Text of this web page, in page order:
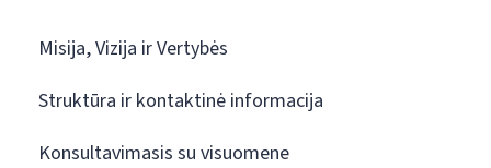
Misija, Vizija ir Vertybės
Struktūra ir kontaktinė informacija
Konsultavimasis su visuomene